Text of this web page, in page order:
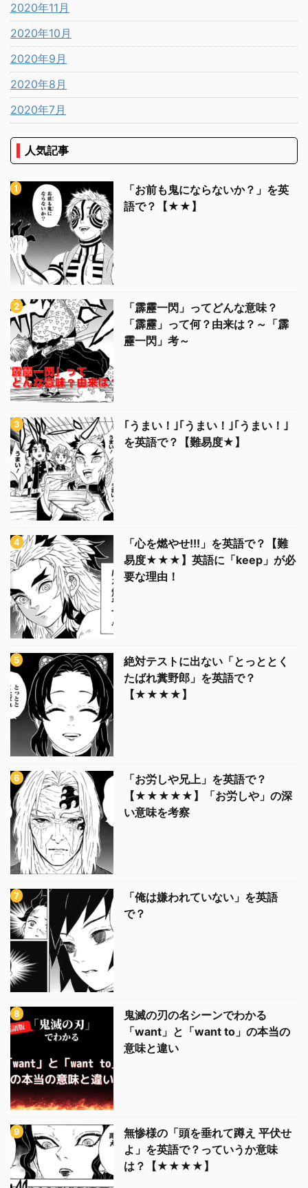
2020年11月
2020年10月
2020年9月
2020年8月
2020年7月
人気記事
「お前も鬼にならないか？」を英
語で？【★★】
「霹靂一閃」ってどんな意味？
「霹靂」って何？由来は？～「霹
靂一閃」考～
｢うまい！｣｢うまい！｣｢うまい！｣
を英語で？【難易度★】
「心を燃やせ!!!」を英語で？【難
易度★★★】英語に「keep」が必
要な理由！
絶対テストに出ない「とっととく
たばれ糞野郎」を英語で？
【★★★★】
「お労しや兄上」を英語で？
【★★★★★】「お労しや」の深
い意味を考察
「俺は嫌われていない」を英語
で？
鬼滅の刃の名シーンでわかる
「want」と「want to」の本当の
意味と違い
無惨様の「頭を垂れて蹲え 平伏せ
よ」を英語で？っていうか意味
は？【★★★★】